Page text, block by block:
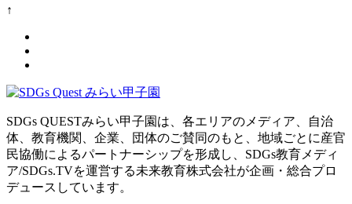
↑
SDGs QUESTみらい甲子園は、各エリアのメディア、自治
体、教育機関、企業、団体のご賛同のもと、地域ごとに産官
民協働によるパートナーシップを形成し、SDGs教育メディ
ア/SDGs.TVを運営する未来教育株式会社が企画・総合プロ
デュースしています。